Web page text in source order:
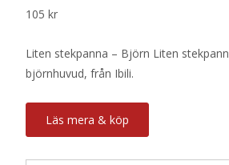
105 kr
Liten stekpanna – Björn Liten
björnhuvud, från Ibili.
Läs mera & köp